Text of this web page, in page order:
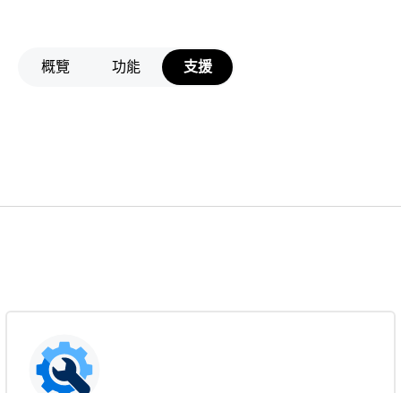
概覽 功能 支援